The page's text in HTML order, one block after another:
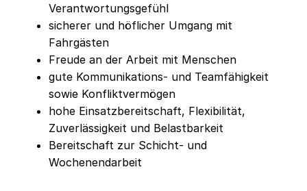
Verantwortungsgefühl
sicherer und höflicher Umgang mit
Fahrgästen
Freude an der Arbeit mit Menschen
gute Kommunikations- und Teamfähigkeit
sowie Konfliktvermögen
hohe Einsatzbereitschaft, Flexibilität,
Zuverlässigkeit und Belastbarkeit
Bereitschaft zur Schicht- und
Wochenendarbeit